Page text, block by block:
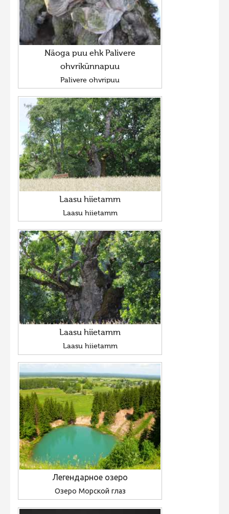
Näoga puu ehk Palivere
ohvrikünnapuu
Palivere ohvripuu
Laasu hiietamm
Laasu hiietamm
Laasu hiietamm
Laasu hiietamm
Легендарное озеро
Озеро Морской глаз